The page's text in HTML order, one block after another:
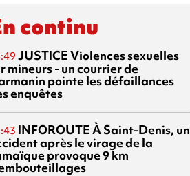
continu
JUSTICEViolences sexuelles
mineurs - un courrier de
pointe les défaillances
enquêtes
INFOROUTEÀ Saint-Denis, un
après le virage de la
provoque 9 km